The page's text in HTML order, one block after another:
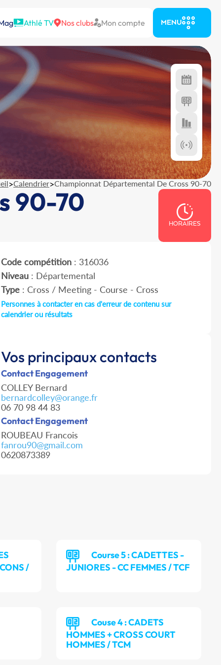
Athlé TV Nos clubs Mon compte MENU
>Calendrier>Championnat Départemental De Cross 90-70
90-70
HORAIRES
Code compétition: 316036
Niveau: Départemental
Type: Cross / Meeting - Course - Cross
Personnes à contacter en cas d'erreur de contenu sur
calendrier ou résultats
Vos principaux contacts
Contact Engagement
COLLEY Bernard
bernardcolley@orange.fr
06 70 98 44 83
Contact Engagement
ROUBEAU Francois
fanrou90@gmail.com
0620873389
/
Course 5 : CADETTES -
JUNIORES - CC FEMMES / TCF
Couse 4 : CADETS
HOMMES + CROSS COURT
HOMMES / TCM